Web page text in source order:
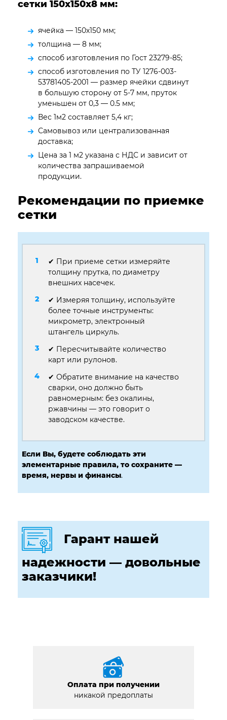
сетки 150х150х8 мм:
ячейка — 150х150 мм;
толщина — 8 мм;
способ изготовления по Гост 23279-85;
способ изготовления по ТУ 1276-003-
53781405-2001 — размер ячейки сдвинут
в большую сторону от 5-7 мм, пруток
уменьшен от 0,3 — 0.5 мм;
Вес 1м2 составляет 5,4 кг;
Самовывоз или централизованная
доставка;
Цена за 1 м2 указана с НДС и зависит от
количества запрашиваемой
продукции.
Рекомендации по приемке
сетки
✔ При приеме сетки измеряйте
толщину прутка, по диаметру
внешних насечек.
✔ Измеряя толщину, используйте
более точные инструменты:
микрометр, электронный
штангель циркуль.
✔ Пересчитывайте количество
карт или рулонов.
✔ Обратите внимание на качество
сварки, оно должно быть
равномерным: без окалины,
ржавчины — это говорит о
заводском качестве.
Если Вы, будете соблюдать эти
элементарные правила, то сохраните —
время, нервы и финансы.
Гарант нашей
надежности — довольные
заказчики!
Оплата при получении
никакой предоплаты